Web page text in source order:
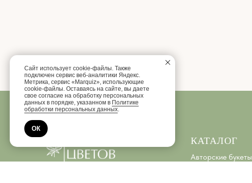
КАТАЛОГ
Авторские букеты
Сайт использует cookie-файлы. Также
подключен сервис веб-аналитики Яндекс.
Метрика, сервис «Marquiz», использующие
cookie-файлы. Оставаясь на сайте, вы даете
свое согласие на обработку персональных
данных в порядке, указанном в Политике
обработки персональных данных.
ОК